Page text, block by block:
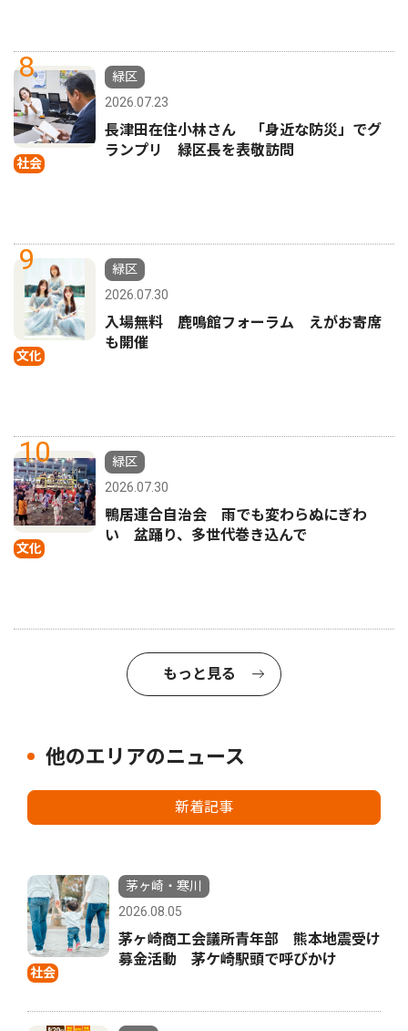
8
社会
緑区
2026.07.23
長津田在住小林さん 「身近な防災」でグ
ランプリ 緑区長を表敬訪問
9
文化
緑区
2026.07.30
入場無料 鹿鳴館フォーラム えがお寄席
も開催
10
文化
緑区
2026.07.30
鴨居連合自治会 雨でも変わらぬにぎわ
い 盆踊り、多世代巻き込んで
もっと見る
他のエリアのニュース
新着記事
社会
茅ヶ崎・寒川
2026.08.05
茅ヶ崎商工会議所青年部 熊本地震受け
募金活動 茅ケ崎駅頭で呼びかけ